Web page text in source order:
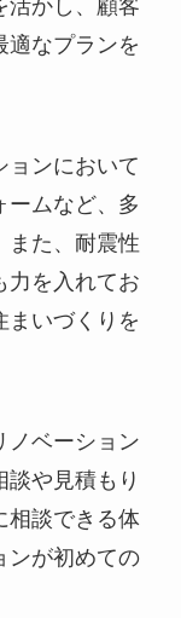
活かし、顧客
適なプランを
ョンにおいて
ームなど、多
また、耐震性
力を入れてお
まいづくりを
ノベーション
や見積もり
相談できる体
ンが初めての